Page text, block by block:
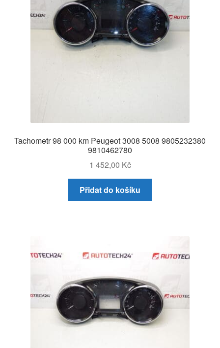
Tachometr 98 000 km Peugeot 3008 5008 9805232380
9810462780
1 452,00 Kč
Přidat do košíku